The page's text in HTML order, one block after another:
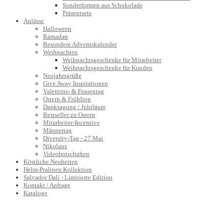
Sonderformen aus Schokolade
Präsentsets
Anlässe
Halloween
Ramadan
Besondere Adventskalender
Weihnachten
Weihnachtsgeschenke für Mitarbeiter
Weihnachtsgeschenke für Kunden
Neujahrsgrüße
Give Away Inspirationen
Valentins- & Frauentag
Ostern & Frühling
Danksagung / Jubiläum
Bestseller zu Ostern
Mitarbeiter-Incentive
Männertag
Diversity-Tag - 27.Mai
Nikolaus
Videobotschaften
Köstliche Neuheiten
Helm-Pralinen Kollektion
Salvador Dalí - Limitierte Edition
Kontakt / Anfrage
Kataloge